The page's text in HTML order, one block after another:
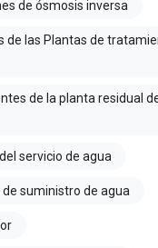
de ósmosis inversa
de las Plantas de
de la planta residual
servicio de agua
suministro de agua